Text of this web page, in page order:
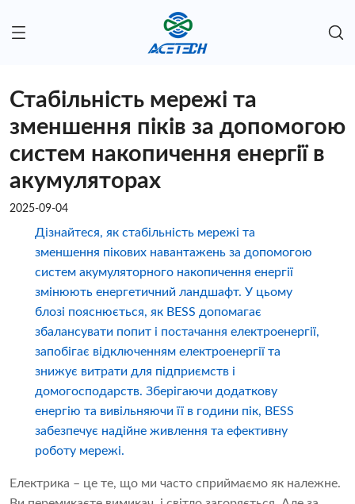
Стабільність мережі та
зменшення піків за допомогою
систем накопичення енергії в
акумуляторах
2025-09-04
Дізнайтеся, як стабільність мережі та
зменшення пікових навантажень за допомогою
систем акумуляторного накопичення енергії
змінюють енергетичний ландшафт. У цьому
блозі пояснюється, як BESS допомагає
збалансувати попит і постачання електроенергії,
запобігає відключенням електроенергії та
знижує витрати для підприємств і
домогосподарств. Зберігаючи додаткову
енергію та вивільняючи її в години пік, BESS
забезпечує надійне живлення та ефективну
роботу мережі.
Електрика – це те, що ми часто сприймаємо як належне.